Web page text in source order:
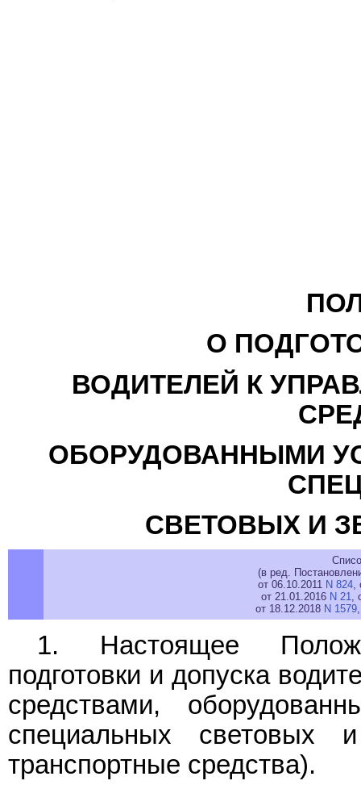
О
ВОДИТЕЛЕЙ К
ОБОРУДОВАННЫМИ
СВЕТОВЫХ И
(в ред.
от 06.10.2011 N 824,
от 21.01.2016 N 21,
от 18.12.2018 N 1579
1. Настоящее
подготовки и допуска
средствами,
специальных световых
транспортные средства).